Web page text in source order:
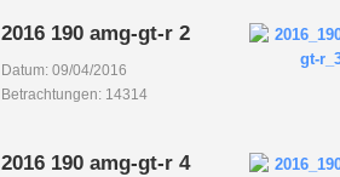
2016 190 amg-gt-r 2
Datum: 09/04/2016
Betrachtungen: 14314
2016 190 amg-gt-r 4